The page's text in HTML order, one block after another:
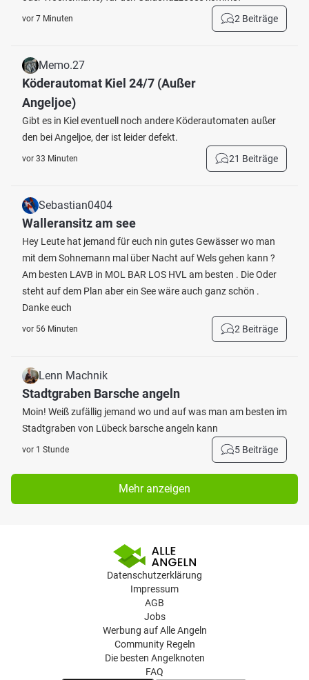
vor 7 Minuten 2 Beiträge
Memo.27
Köderautomat Kiel 24/7 (Außer
Angeljoe)
Gibt es in Kiel eventuell noch andere Köderautomaten außer
den bei Angeljoe, der ist leider defekt.
vor 33 Minuten 21 Beiträge
Sebastian0404
Walleransitz am see
Hey Leute hat jemand für euch nin gutes Gewässer wo man
mit dem Sohnemann mal über Nacht auf Wels gehen kann ?
Am besten LAVB in MOL BAR LOS HVL am besten . Die Oder
steht auf dem Plan aber ein See wäre auch ganz schön .
Danke euch
vor 56 Minuten 2 Beiträge
Lenn Machnik
Stadtgraben Barsche angeln
Moin! Weiß zufällig jemand wo und auf was man am besten im
Stadtgraben von Lübeck barsche angeln kann
vor 1 Stunde 5 Beiträge
Mehr anzeigen
Datenschutzerklärung
Impressum
AGB
Jobs
Werbung auf Alle Angeln
Community Regeln
Die besten Angelknoten
FAQ